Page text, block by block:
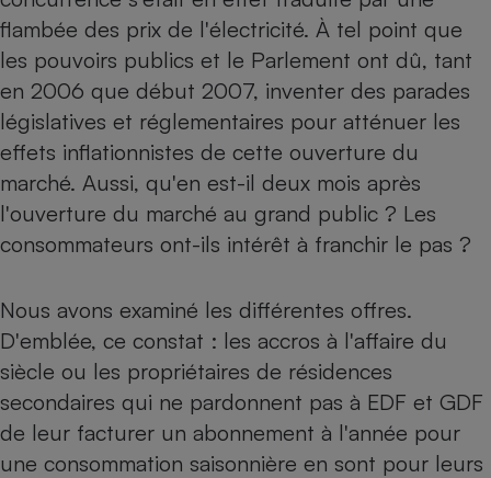
flambée des prix de l'électricité. À tel point que
les pouvoirs publics et le Parlement ont dû, tant
en 2006 que début 2007, inventer des parades
législatives et réglementaires pour atténuer les
effets inflationnistes de cette ouverture du
marché. Aussi, qu'en est-il deux mois après
l'ouverture du marché au grand public ? Les
consommateurs ont-ils intérêt à franchir le pas ?
Nous avons examiné les différentes offres.
D'emblée, ce constat : les accros à l'affaire du
siècle ou les propriétaires de résidences
secondaires qui ne pardonnent pas à EDF et GDF
de leur facturer un abonnement à l'année pour
une consommation saisonnière en sont pour leurs
Complément
alimentaire
bouteille
Assurance emprunteur
Gros électroménager
Petit électroménager -
Lave-linge
Téléphonie
Téléviseur
Matelas
Radiateur électrique
Mutuelle
Antimoustique